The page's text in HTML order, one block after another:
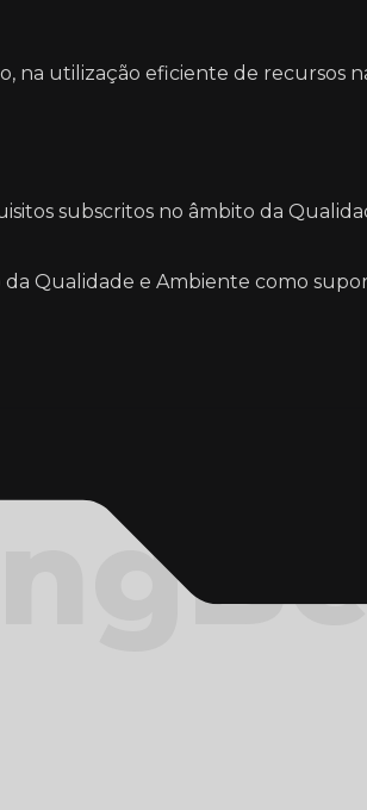
na utilização eficiente de recursos
subscritos no âmbito da
Qualidade e Ambiente como